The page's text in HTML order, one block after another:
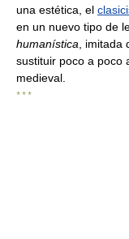
una estética, el
en un nuevo tipo de
humanística ,
sustituir poco a poco
medieval.
* * *